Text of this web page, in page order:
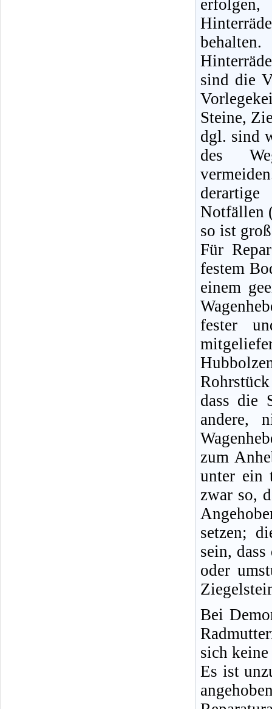
sind die
Steine,
dgl. sind
des
Notfällen
so ist
Für
festem
einem
fester
dass die
andere,
zum
unter ein
zwar so,
setzen;
sein,
oder
Bei
sich keine
Es ist